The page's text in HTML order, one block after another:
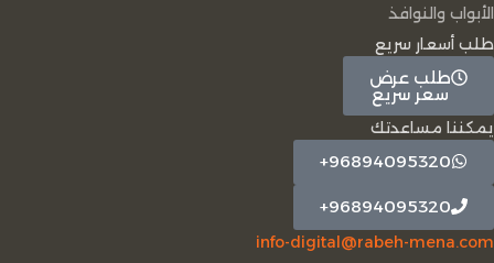
الأبواب والنوافذ
طلب أسعار سريع
طلب عرض
سعر سريع
يمكننا مساعدتك
96894095320+
96894095320+
info-digital@rabeh-mena.com